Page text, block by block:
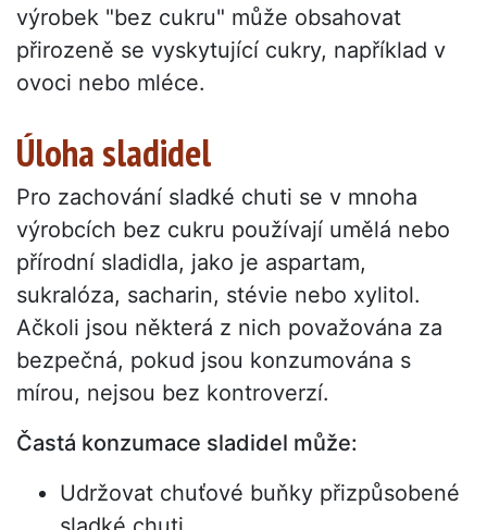
výrobek "bez cukru" může obsahovat
přirozeně se vyskytující cukry, například v
ovoci nebo mléce.
Úloha sladidel
Pro zachování sladké chuti se v mnoha
výrobcích bez cukru používají umělá nebo
přírodní sladidla, jako je aspartam,
sukralóza, sacharin, stévie nebo xylitol.
Ačkoli jsou některá z nich považována za
bezpečná, pokud jsou konzumována s
mírou, nejsou bez kontroverzí.
Častá konzumace sladidel může:
Udržovat chuťové buňky přizpůsobené